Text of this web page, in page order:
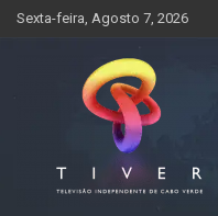
SkipSexta-feira, Agosto 7, 2026